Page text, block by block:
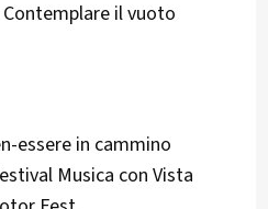
il vuoto
essere in cammino
Musica con Vista